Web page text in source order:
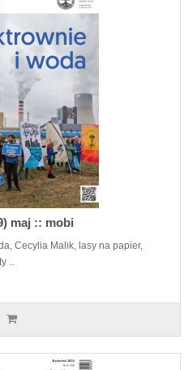
maj :: mobi
Cecylia Malik, lasy na papier,
..